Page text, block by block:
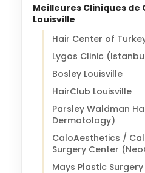
Meilleures Cliniques de
Louisville
Hair Center of
Lygos Clinic
Bosley Louisville
HairClub Louisville
Parsley Waldman
Dermatology)
CaloAesthetics /
Surgery Center
Mays Plastic